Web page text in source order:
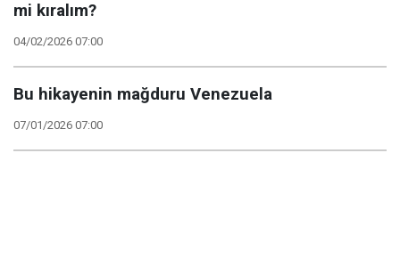
mi kıralım?
04/02/2026 07:00
Bu hikayenin mağduru Venezuela
07/01/2026 07:00